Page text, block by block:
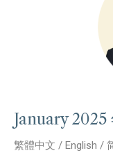
January 2025
繁體中文 / English /